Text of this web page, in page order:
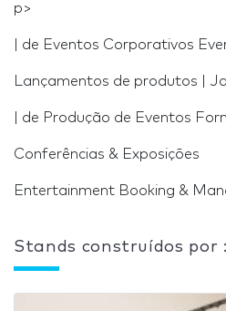
p>
| de Eventos Corporativos
Lançamentos de produtos |
| de Produção de Eventos
Conferências & Exposições
Entertainment Booking &
Stands construídos por